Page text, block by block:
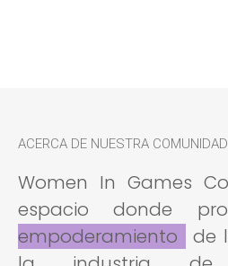
ACERCA DE NUESTRA COMUNIDAD
Women In Games
espacio donde
empoderamiento
de